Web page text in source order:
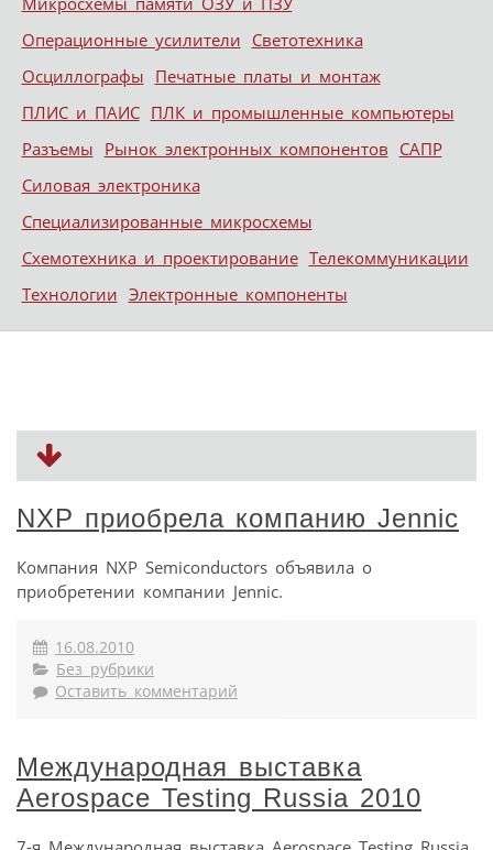
Операционные усилители Светотехника
Осциллографы Печатные платы и монтаж
ПЛИС и ПАИС ПЛК и промышленные компьютеры
Разъемы Рынок электронных компонентов САПР
Силовая электроника
Специализированные микросхемы
Схемотехника и проектирование Телекоммуникации
Технологии Электронные компоненты
NXP приобрела компанию Jennic
Компания NXP Semiconductors объявила о
приобретении компании Jennic.
16.08.2010
Без рубрики
Оставить комментарий
Международная выставка
Aerospace Testing Russia 2010